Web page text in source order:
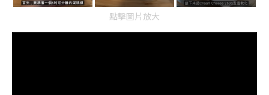
點擊圖片放大